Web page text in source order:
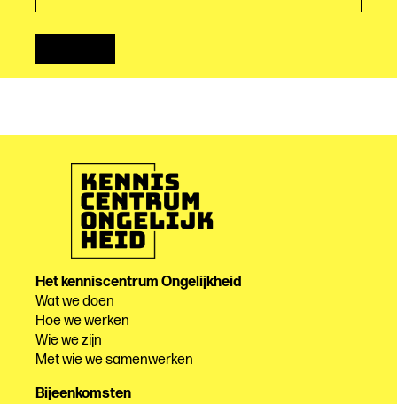
Het kenniscentrum Ongelijkheid
Wat we doen
Hoe we werken
Wie we zijn
Met wie we samenwerken
Bijeenkomsten